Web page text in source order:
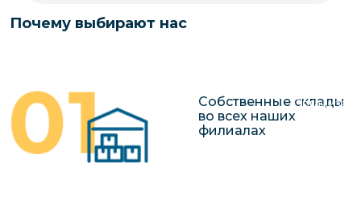
Почему выбирают нас
Собственные склады
во всех наших
филиалах